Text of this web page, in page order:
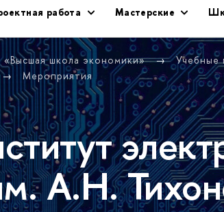
работа Мастерские
«Высшая школа экономики» Учебные
Мероприятия
А.Н.